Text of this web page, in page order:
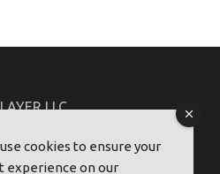
LLC
cookies to ensure your
experience on our